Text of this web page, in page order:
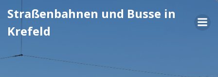
Inhalt
Straßenbahnen und Busse in
Krefeld